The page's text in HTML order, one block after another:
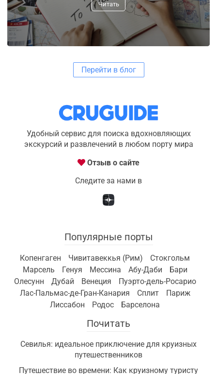
Читать
Перейти в блог
Удобный сервис для поиска вдохновляющих
экскурсий и развлечений в любом порту мира
Отзыв о сайте
Следите за нами в
Популярные порты
Копенгаген Чивитавеккья (Рим)
Стокгольм
Марсель
Генуя Мессина Абу-Даби
Бари
Олесунн
Дубай Венеция
Пуэрто-дель-Росарио
Лас-Пальмас-де-Гран-Канария
Сплит
Париж
Лиссабон
Родос Барселона
Почитать
Севилья: идеальное приключение для круизных
путешественников
Путешествие во времени: Как круизному туристу